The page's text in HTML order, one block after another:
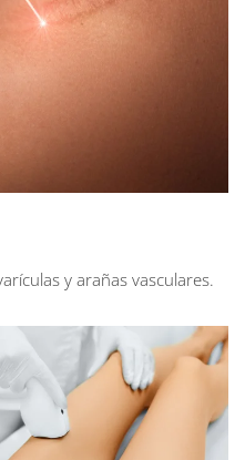
y arañas vasculares.